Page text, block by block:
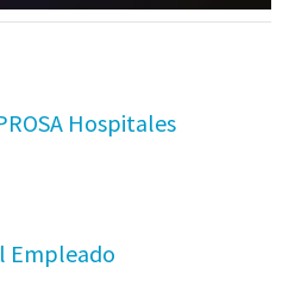
Hospitales
Empleado